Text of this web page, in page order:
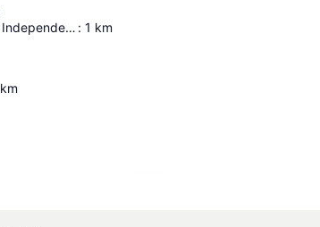
Monument To Declaring The Independence Of The Republic Of Estonia : 1 km
km